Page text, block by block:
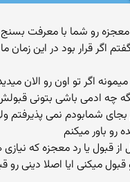
اگر قرار بود در این زمان
اگر تو اون رو الان
شمابودم نمی پذیرفتم
رو باور میكنم
قبول یا رد معجزه كه
قبول میكنی ایا اصلا دینی